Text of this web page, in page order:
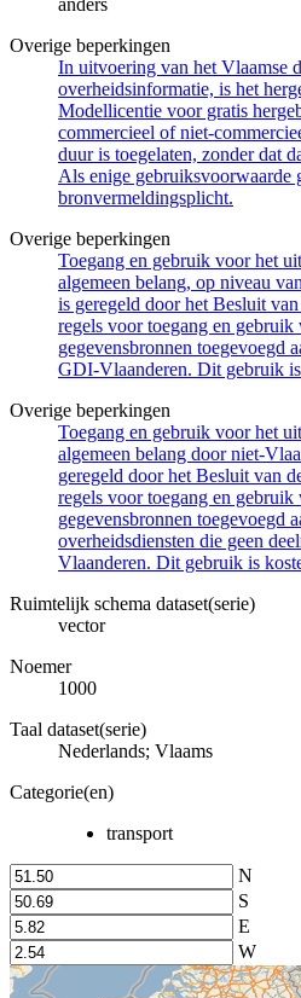
Overige beperkingen
In uitvoering van het Vlaamse
overheidsinformatie, is het
Modellicentie voor gratis
commercieel of niet-
duur is toegelaten, zonder dat
Als enige gebruiksvoorwaarde
bronvermeldingsplicht.
Overige beperkingen
Toegang en gebruik voor het
algemeen belang, op niveau
is geregeld door het Besluit
regels voor toegang en gebruik
gegevensbronnen toegevoegd
GDI-Vlaanderen. Dit gebruik
Overige beperkingen
Toegang en gebruik voor het
algemeen belang door niet-
geregeld door het Besluit van
regels voor toegang en gebruik
gegevensbronnen toegevoegd
overheidsdiensten die geen
Vlaanderen. Dit gebruik is
Ruimtelijk schema dataset(serie)
vector
Noemer
1000
Taal dataset(serie)
Nederlands; Vlaams
Categorie(en)
transport
N
S
E
W